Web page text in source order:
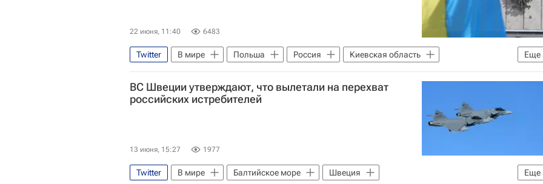
22 июня, 11:40 6483
Еще
Twitter В мире Польша Россия
Киевская область
Владимир Зеленский
Кароль Навроцкий
Бенито Муссолини
Вооруженные силы Украины
Великая Отечественная война (1941-1945)
ВС Швеции утверждают, что вылетали на перехват
российских истребителей
13 июня, 15:27 1977
Еще
Twitter В мире Балтийское море
Швеция